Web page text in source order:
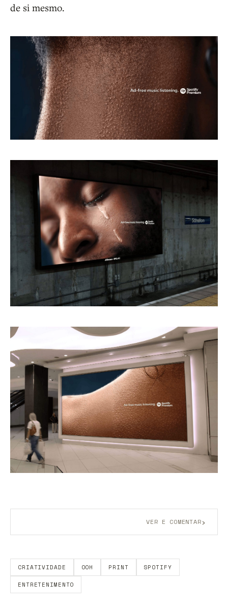
de si mesmo.
VER E COMENTAR›
CRIATIVIDADE OOH PRINT SPOTIFY
ENTRETENIMENTO